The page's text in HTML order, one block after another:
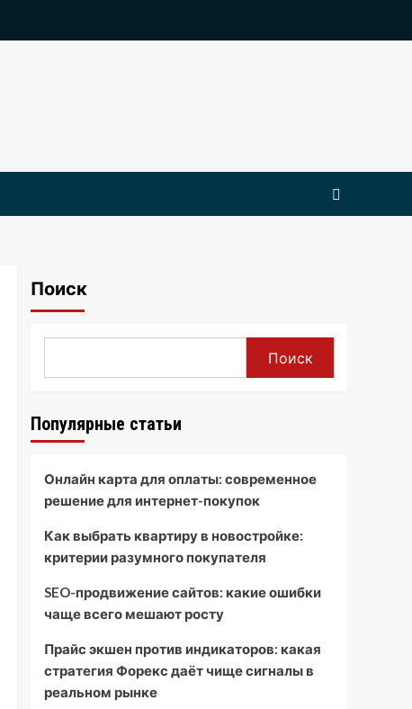
Поиск
Поиск
Популярные статьи
Онлайн карта для оплаты: современное
решение для интернет-покупок
Как выбрать квартиру в новостройке:
критерии разумного покупателя
SEO-продвижение сайтов: какие ошибки
чаще всего мешают росту
Прайс экшен против индикаторов: какая
стратегия Форекс даёт чище сигналы в
реальном рынке